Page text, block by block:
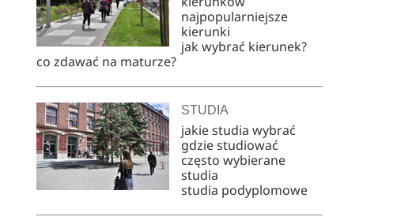
najpopularniejsze
kierunki
jak wybrać kierunek?
co zdawać na maturze?
STUDIA
jakie studia wybrać
gdzie studiować
często wybierane
studia
studia podyplomowe